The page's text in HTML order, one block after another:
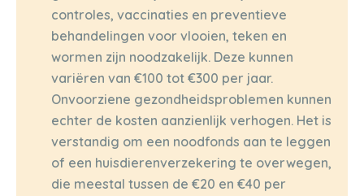
controles, vaccinaties en preventieve
behandelingen voor vlooien, teken en
wormen zijn noodzakelijk. Deze kunnen
variëren van €100 tot €300 per jaar.
Onvoorziene gezondheidsproblemen kunnen
echter de kosten aanzienlijk verhogen. Het is
verstandig om een noodfonds aan te leggen
of een huisdierenverzekering te overwegen,
die meestal tussen de €20 en €40 per